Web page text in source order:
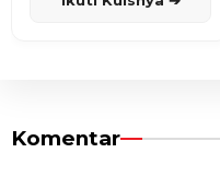
Komentar